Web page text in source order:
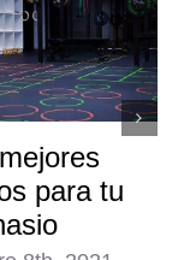
para tu